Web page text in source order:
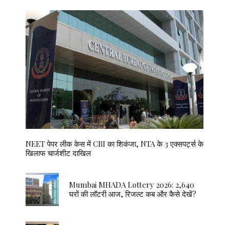
NEET पेपर लीक केस में CBI का शिकंजा, NTA के 3 एक्सपर्ट्स के
खिलाफ चार्जशीट दाखिल
Mumbai MHADA Lottery 2026: 2,640
घरों की लॉटरी आज, रिजल्ट कब और कैसे देखें?